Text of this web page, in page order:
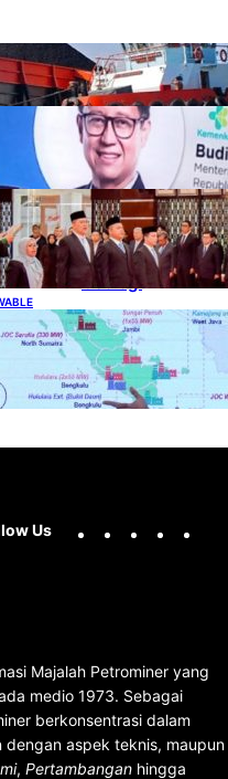
Negara Dapat Lebih
, HEADLINES, PETROLEUM
Alat-Alat Kesehatan
Pertumbuhan Industri
HEADLINES, PETROLEUM ,
UPSTREAM
Lana Saria
Dilantik Sebagai
Kepala Badan
Geologi
Panas Bumi untuk
Us
Majalah Petrominer yang
medio 1973. Sebagai
berkonsentrasi dalam
aspek teknis, maupun
, Pertambangan hingga